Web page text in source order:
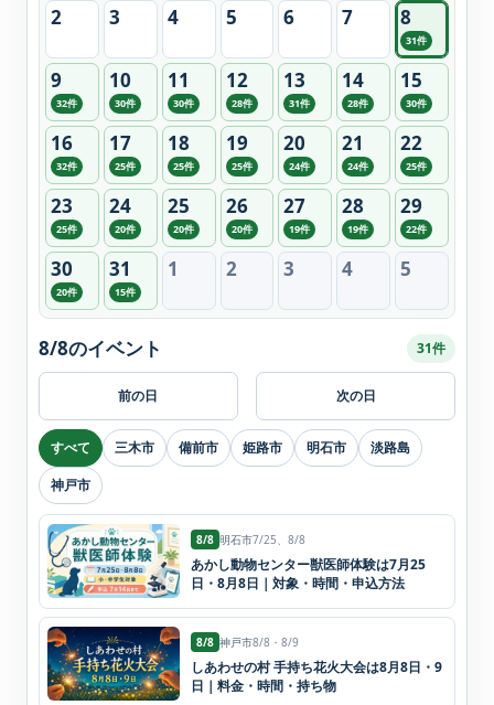
2 3 4 5 6 7 8
31件
9
32件
10
30件
11
30件
12
28件
13
31件
14
28件
15
30件
16
32件
17
25件
18
25件
19
25件
20
24件
21
24件
22
25件
23
25件
24
20件
25
20件
26
20件
27
19件
28
19件
29
22件
30
20件
31
15件
1 2 3 4 5
前の日
8/8のイベント 31件
次の日
すべて 三木市 備前市 姫路市 明石市
淡路島
神戸市
8/8 明石市7/25、8/8
あかし動物センター獣医師体験は7月25
日・8月8日｜対象・時間・申込方法
8/8 神戸市8/8・8/9
しあわせの村 手持ち花火大会は8月8日・9
日｜料金・時間・持ち物